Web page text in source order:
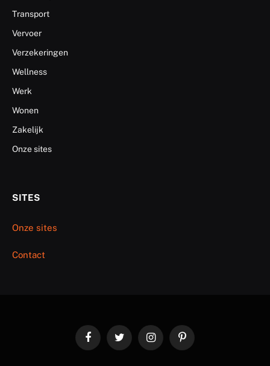
Transport
Vervoer
Verzekeringen
Wellness
Werk
Wonen
Zakelijk
Onze sites
SITES
Onze sites
Contact
FacebookTwitter InstagramPinterest